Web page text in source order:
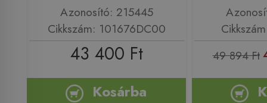
Azonosító: 215445
Cikkszám: 101676DC00
43 400 Ft
Kosárba
49 894 Ft